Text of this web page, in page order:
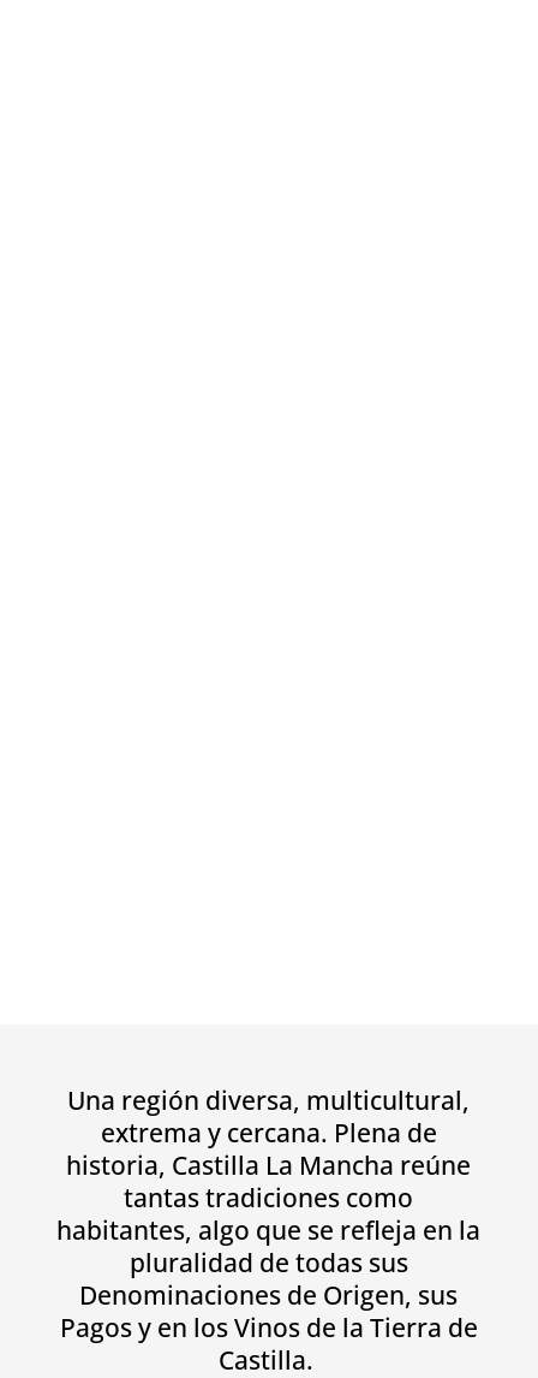
Una región diversa, multicultural,
extrema y cercana. Plena de
historia, Castilla La Mancha reúne
tantas tradiciones como
habitantes, algo que se refleja en la
pluralidad de todas sus
Denominaciones de Origen, sus
Pagos y en los Vinos de la Tierra de
Castilla.